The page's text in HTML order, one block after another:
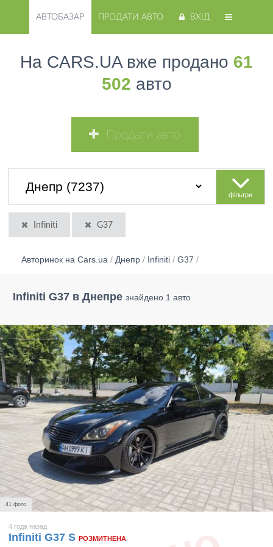
АВТОБАЗАР ПРОДАТИ АВТО ВХІД
На CARS.UA вже продано 61
502 авто
Продати авто
фільтри
Infiniti G37
Авторинок на Cars.ua / Днепр / Infiniti / G37 /
Infiniti G37 в Днепре знайдено 1 авто
41 фото
4 года назад
Infiniti G37 S РОЗМИТНЕНА